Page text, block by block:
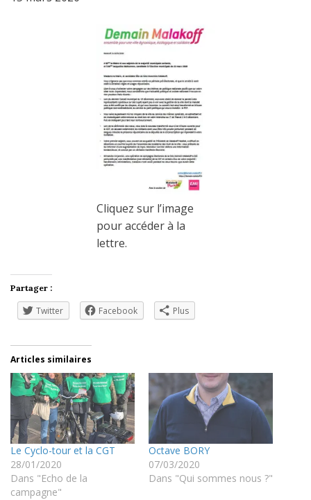
Cliquez sur l’image
pour accéder à la
lettre.
Partager :
Twitter Facebook Plus
Articles similaires
Le Cyclo-tour et la CGT
28/01/2020
Dans "Echo de la
campagne"
Octave BORY
07/03/2020
Dans "Qui sommes nous ?"